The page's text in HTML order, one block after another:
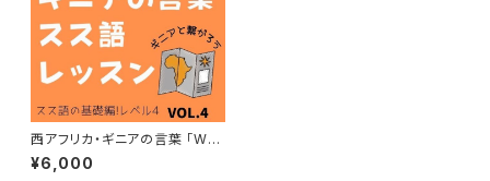
西アフリカ・ギニアの言葉 「WO
NTANARA スス語オンラインレ
ッスン 教材VOL.４ スス語基礎
¥6,000